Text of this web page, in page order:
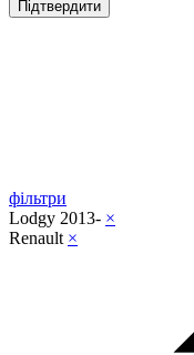
Підтвердити
фільтри
Lodgy 2013- ×
Renault ×